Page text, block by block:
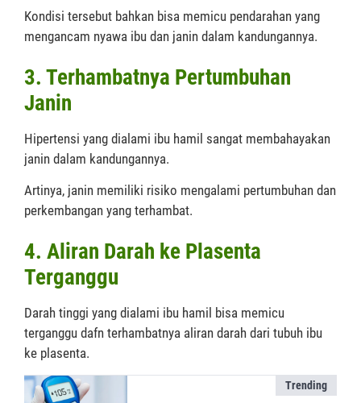
Kondisi tersebut bahkan bisa memicu pendarahan yang
mengancam nyawa ibu dan janin dalam kandungannya.
3. Terhambatnya Pertumbuhan
Janin
Hipertensi yang dialami ibu hamil sangat membahayakan
janin dalam kandungannya.
Artinya, janin memiliki risiko mengalami pertumbuhan dan
perkembangan yang terhambat.
4. Aliran Darah ke Plasenta
Terganggu
Darah tinggi yang dialami ibu hamil bisa memicu
terganggu dafn terhambatnya aliran darah dari tubuh ibu
ke plasenta.
Trending